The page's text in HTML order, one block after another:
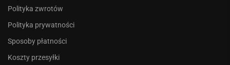
Polityka zwrotów
Polityka prywatności
Sposoby płatności
Koszty przesyłki